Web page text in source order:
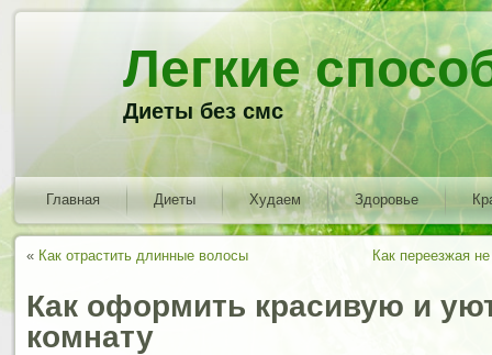
Легкие
Диеты без смс
Главная Диеты Худаем Здоровье
« Как отрастить длинные волосы Как переезжая
Как оформить красивую и
комнату